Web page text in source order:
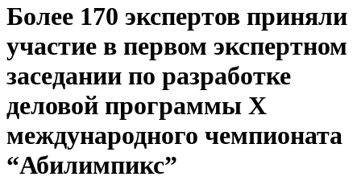
Более 170 экспертов приняли
участие в первом экспертном
заседании по разработке
деловой программы X
международного чемпионата
“Абилимпикс”